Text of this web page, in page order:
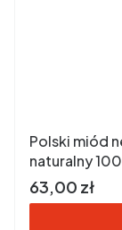
Polski miód
naturalny
Cena brutto
63,00 zł